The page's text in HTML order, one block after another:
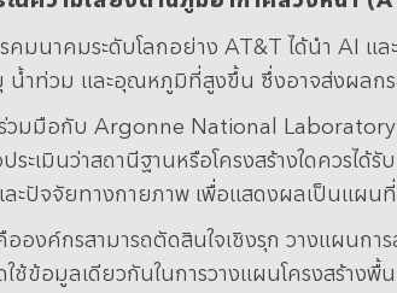
คมนาคมระดับโลกอย่าง AT&T ได้นำ AI แ
น้ำท่วม และอุณหภูมิที่สูงขึ้น ซึ่งอาจส่งผลก
วมมือกับ Argonne National
ระเมินว่าสถานีฐานหรือโครงสร้างใดควร
ละปัจจัยทางกายภาพ เพื่อแสดงผลเป็นแผ
องค์กรสามารถตัดสินใจเชิงรุก วางแผนก
ใช้ข้อมูลเดียวกันในการวางแผนโครงสร้าง